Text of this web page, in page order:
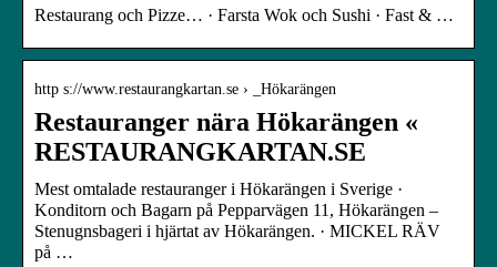
Restaurang och Pizze… · Farsta Wok och Sushi · Fast & …
http s://www.restaurangkartan.se › _Hökarängen
Restauranger nära Hökarängen «
RESTAURANGKARTAN.SE
Mest omtalade restauranger i Hökarängen i Sverige ·
Konditorn och Bagarn på Pepparvägen 11, Hökarängen –
Stenugnsbageri i hjärtat av Hökarängen. · MICKEL RÄV
på …